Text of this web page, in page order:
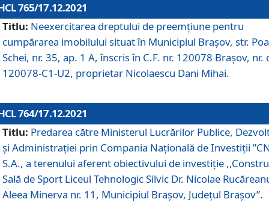
765/17.12.2021
Titlu: Neexercitarea dreptului de preemţiune pentru
cumpărarea imobilului situat în Municipiul Braşov, str.
Schei, nr. 35, ap. 1 A, înscris în C.F. nr. 120078 Brașov, nr.
120078-C1-U2, proprietar Nicolaescu Dani Mihai.
764/17.12.2021
Titlu: Predarea către Ministerul Lucrărilor Publice,
și Administrației prin Compania Naţională de Investiţii
S.A., a terenului aferent obiectivului de investiţie
Sală de Sport Liceul Tehnologic Silvic Dr. Nicolae
Aleea Minerva nr. 11, Municipiul Brașov, Județul Brașov”.